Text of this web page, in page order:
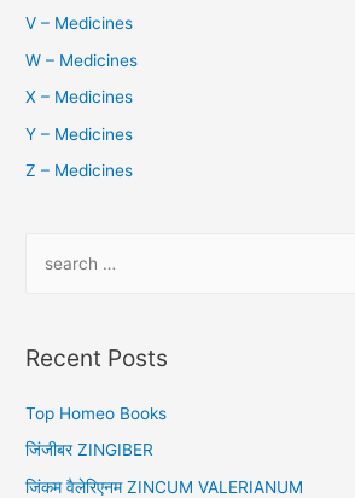
V – Medicines
W – Medicines
X – Medicines
Y – Medicines
Z – Medicines
r
h
f
o
Recent Posts
Top Homeo Books
जिंजीबर ZINGIBER
जिंकम वैलेरिएनम ZINCUM VALERIANUM